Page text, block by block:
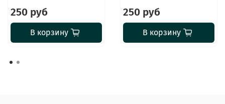
250 руб
В корзину
250 руб
В корзину